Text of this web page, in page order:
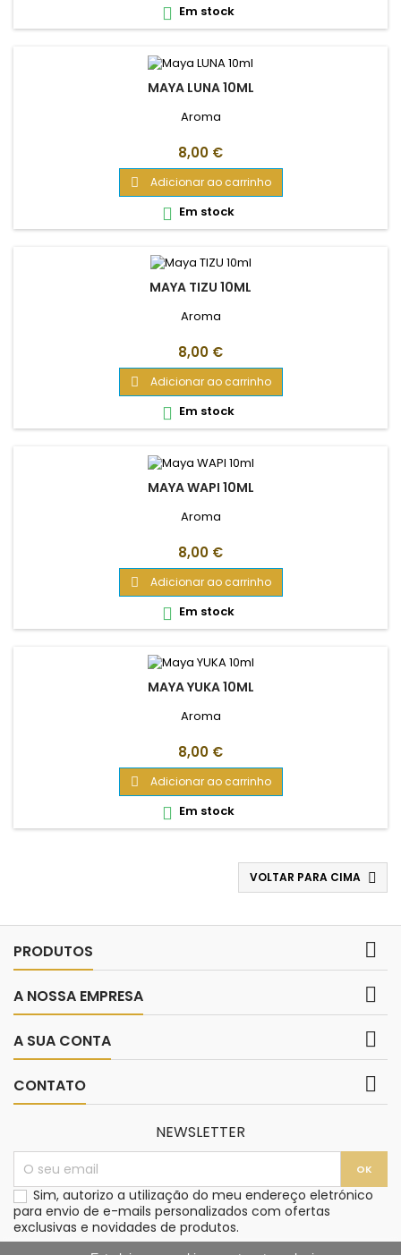
 Em stock
MAYA LUNA 10ML
Aroma
Preço
8,00 €
 Adicionar ao carrinho
 Em stock
MAYA TIZU 10ML
Aroma
Preço
8,00 €
 Adicionar ao carrinho
 Em stock
MAYA WAPI 10ML
Aroma
Preço
8,00 €
 Adicionar ao carrinho
 Em stock
MAYA YUKA 10ML
Aroma
Preço
8,00 €
 Adicionar ao carrinho
 Em stock
VOLTAR PARA CIMA 
PRODUTOS 
A NOSSA EMPRESA 
A SUA CONTA 
CONTATO 
NEWSLETTER
Sim, autorizo a utilização do meu endereço eletrónico
para envio de e-mails personalizados com ofertas
exclusivas e novidades de produtos.